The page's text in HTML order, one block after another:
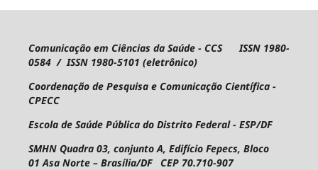
Comunicação em Ciências da Saúde - CCS ISSN 1980-
0584 / ISSN 1980-5101 (eletrônico)
Coordenação de Pesquisa e Comunicação Científica -
CPECC
Escola de Saúde Pública do Distrito Federal - ESP/DF
SMHN Quadra 03, conjunto A, Edifício Fepecs, Bloco
01Asa Norte – Brasília/DF CEP 70.710-907